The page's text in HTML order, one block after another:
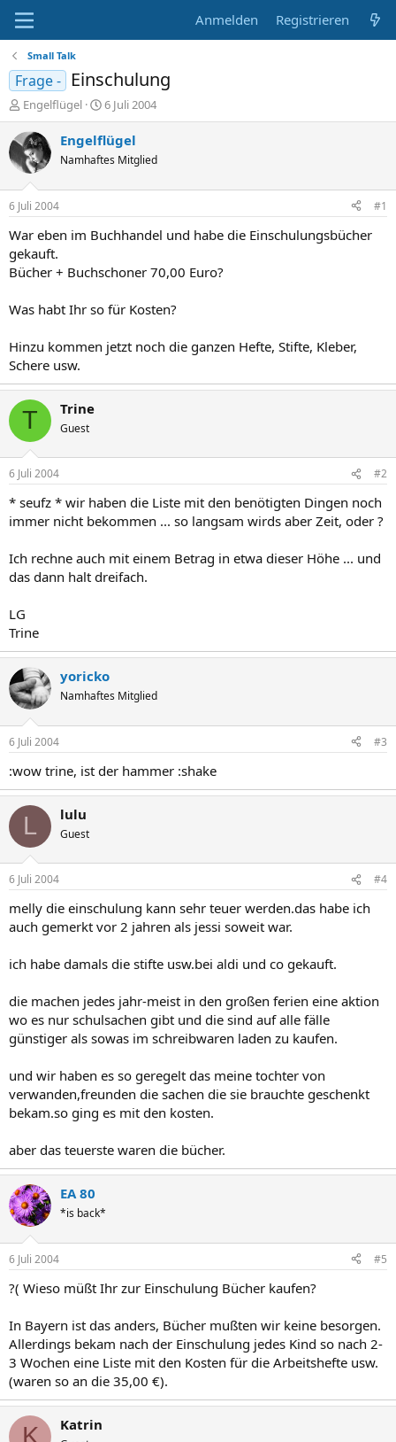
Anmelden Registrieren
Small Talk
Frage - Einschulung
E
r
s
t
e
e
r
Engelflügel
E
r
s
e
t
a
6 Juli 2004
Engelflügel
Namhaftes Mitglied
6 Juli 2004 #1
War eben im Buchhandel und habe die Einschulungsbücher
gekauft.
Bücher + Buchschoner 70,00 Euro?
Was habt Ihr so für Kosten?
Hinzu kommen jetzt noch die ganzen Hefte, Stifte, Kleber,
Schere usw.
T Trine
Guest
6 Juli 2004 #2
* seufz * wir haben die Liste mit den benötigten Dingen noch
immer nicht bekommen ... so langsam wirds aber Zeit, oder ?
Ich rechne auch mit einem Betrag in etwa dieser Höhe ... und
das dann halt dreifach.
LG
Trine
yoricko
Namhaftes Mitglied
6 Juli 2004 #3
:wow trine, ist der hammer :shake
L lulu
Guest
6 Juli 2004 #4
melly die einschulung kann sehr teuer werden.das habe ich
auch gemerkt vor 2 jahren als jessi soweit war.
ich habe damals die stifte usw.bei aldi und co gekauft.
die machen jedes jahr-meist in den großen ferien eine aktion
wo es nur schulsachen gibt und die sind auf alle fälle
günstiger als sowas im schreibwaren laden zu kaufen.
und wir haben es so geregelt das meine tochter von
verwanden,freunden die sachen die sie brauchte geschenkt
bekam.so ging es mit den kosten.
aber das teuerste waren die bücher.
EA 80
*is back*
6 Juli 2004 #5
?( Wieso müßt Ihr zur Einschulung Bücher kaufen?
In Bayern ist das anders, Bücher mußten wir keine besorgen.
Allerdings bekam nach der Einschulung jedes Kind so nach 2-
3 Wochen eine Liste mit den Kosten für die Arbeitshefte usw.
(waren so an die 35,00 €).
K Katrin